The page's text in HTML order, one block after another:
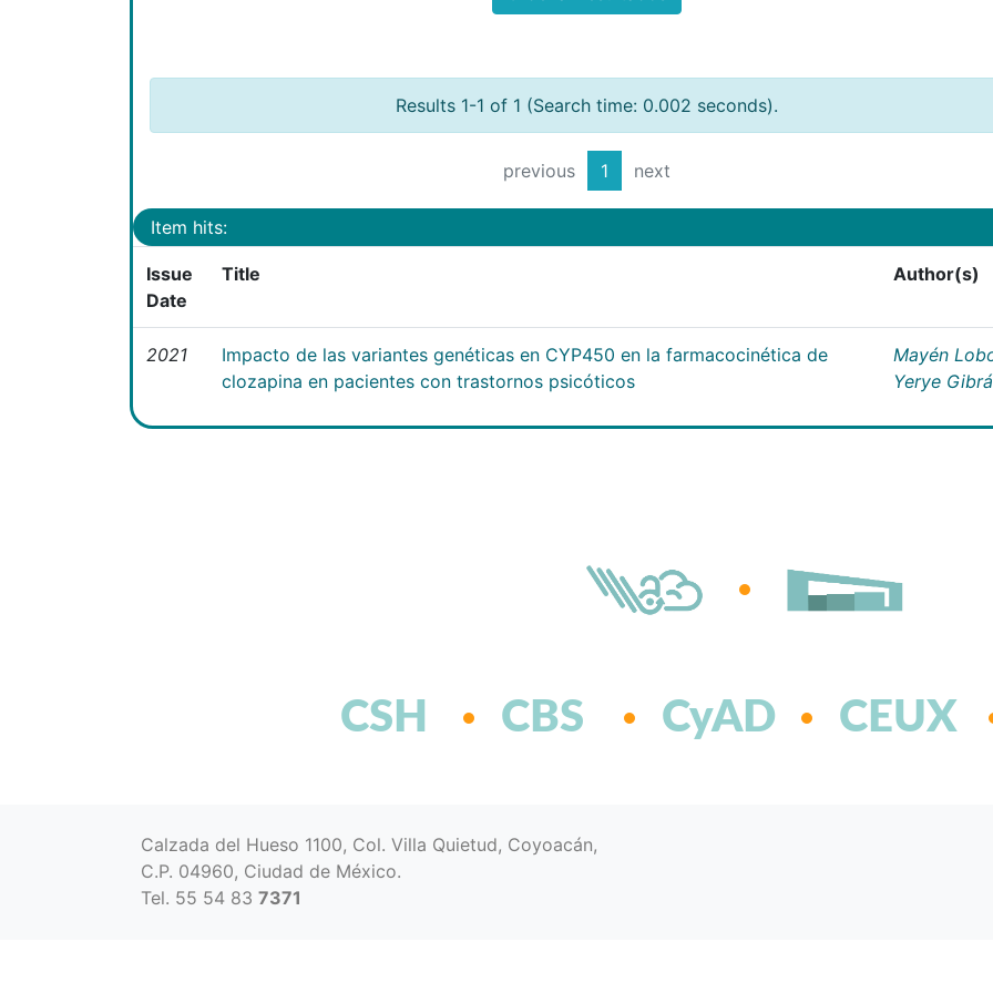
Results 1-1 of 1 (Search time: 0.002 seconds).
previous 1 next
Item hits:
Issue
Date
Title Author(s)
2021
Impacto de las variantes genéticas en CYP450 en la farmacocinética de
clozapina en pacientes con trastornos psicóticos
Mayén
Yerye
CSH CBS CyAD CEUX
Calzada del Hueso 1100, Col. Villa Quietud, Coyoacán,
C.P. 04960, Ciudad de México.
Tel. 55 54 83 7371